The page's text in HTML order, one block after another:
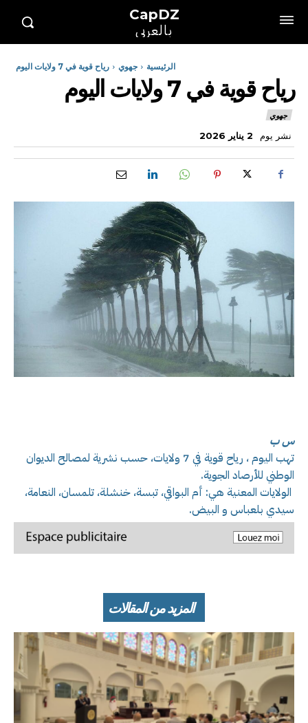
CapDZ
بالعربي
الرئيسية جهوي رياح قوية في 7 ولايات اليوم
رياح قوية في 7 ولايات اليوم
جهوي
نشر يوم 2 يناير 2026
س ب
تهب اليوم ، رياح قوية في 7 ولايات، حسب نشرية لمصالح الديوان
الوطني للأرصاد الجوية.
الولايات المعنية هي: أم البواقي، تبسة، خنشلة، تلمسان، النعامة،
سيدي بلعباس و البيض.
المزيد من المقالات